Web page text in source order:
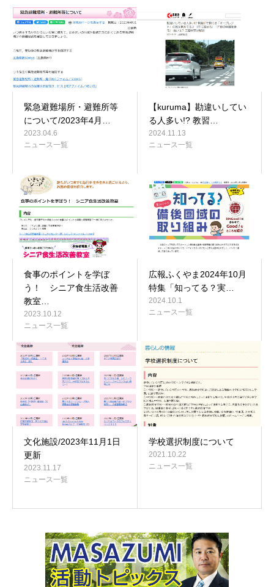
緊急避難場所・避難所等
について/2023年4月…
2023.04.6
ニュース一覧
【kuruma】勘違いしてい
る人多い!? 教習…
2024.11.13
ニュース一覧
食事のポイントを学ぼ
う！ シニア食生活改善
教室…
2023.10.12
ニュース一覧
広報ふくやま2024年10月
特集「知ってる？実…
2024.10.1
ニュース一覧
文化施設/2023年11月1日
更新
2023.11.17
ニュース一覧
学校選択制度について
2021.10.22
ニュース一覧